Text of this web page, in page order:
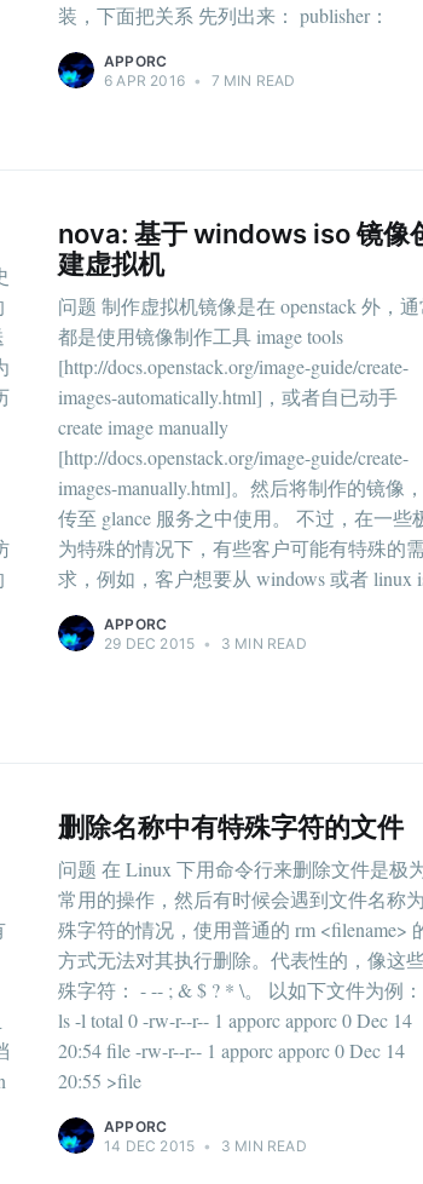
装，下面把关系 先列出来： publisher：
APPORC
6 APR 2016 • 7 MIN READ
nova: 基于 windows iso 镜像
建虚拟机
问题 制作虚拟机镜像是在 openstack 外，通
都是使用镜像制作工具 image tools
[http://docs.openstack.org/image-guide/create-
images-automatically.html]，或者自已动手
create image manually
[http://docs.openstack.org/image-guide/create-
images-manually.html]。然后将制作的镜像
传至 glance 服务之中使用。 不过，在一些
为特殊的情况下，有些客户可能有特殊的需
求，例如，客户想要从 windows 或者 linux
APPORC
29 DEC 2015 • 3 MIN READ
删除名称中有特殊字符的文件
问题 在 Linux 下用命令行来删除文件是极
常用的操作，然后有时候会遇到文件名称
殊字符的情况，使用普通的 rm <filename>
方式无法对其执行删除。代表性的，像这
殊字符： - -- ; & $ ? * \。 以如下文件为例
ls -l total 0 -rw-r--r-- 1 apporc apporc 0 Dec 14
20:54 file -rw-r--r-- 1 apporc apporc 0 Dec 14
20:55 >file
APPORC
14 DEC 2015 • 3 MIN READ